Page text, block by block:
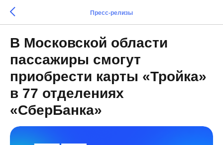
Пресс-релизы
В Московской области
пассажиры смогут
приобрести карты «Тройка»
в 77 отделениях
«СберБанка»